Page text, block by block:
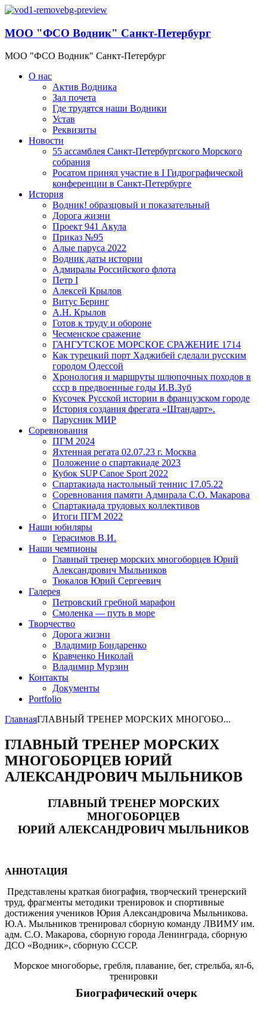
МОО "ФСО Водник" Санкт-Петербург
МОО "ФСО Водник" Санкт-Петербург
О нас
Актив Водника
Зал почета
Где трудятся наши Водники
Устав
Реквизиты
Новости
55 ассамблея Санкт-Петербургского Морского
собрания
Росатом принял участие в I Гидрографической
конференции в Санкт-Петербурге
История
Водник! образцовый и показательный
Дорога жизни
Проект 941 Акула
Приказ №95
Алые паруса 2022
Водник даты истории
Адмиралы Российского флота
Петр I
Алексей Крылов
Витус Беринг
А.Н. Крылов
Готов к труду и обороне
Чесменское сражение
ГАНГУТСКОЕ МОРСКОЕ СРАЖЕНИЕ 1714
Как турецкий порт Хаджибей сделали русским
городом Одессой
Хронология и маршруты шлюпочных походов в
ссср в предвоенные годы И.В.Зуб
Кусочек Русской истории в французском городе
История создания фрегата «Штандарт».
Парусник МИР
Соревнования
ПГМ 2024
Яхтенная регата 02.07.23 г. Москва
Положение о спартакиаде 2023
Кубок SUP Canoe Sport 2022
Спартакиада настольный теннис 17.05.22
Соревнования памяти Адмирала С.О. Макарова
Спартакиада трудовых коллективов
Итоги ПГМ 2022
Наши юбиляры
Герасимов В.И.
Наши чемпионы
Главный тренер морских многоборцев Юрий
Александрович Мыльников
Тюкалов Юрий Сергеевич
Галерея
Петровский гребной марафон
Смоленка — путь в море
Творчество
Дорога жизни
Владимир Бондаренко
Кравченко Николай
Владимир Мурзин
Контакты
Документы
Portfolio
ГлавнаяГЛАВНЫЙ ТРЕНЕР МОРСКИХ МНОГОБО...
ГЛАВНЫЙ ТРЕНЕР МОРСКИХ
МНОГОБОРЦЕВ ЮРИЙ
АЛЕКСАНДРОВИЧ МЫЛЬНИКОВ
ГЛАВНЫЙ ТРЕНЕР МОРСКИХ
МНОГОБОРЦЕВ
ЮРИЙ АЛЕКСАНДРОВИЧ МЫЛЬНИКОВ
АННОТАЦИЯ
Представлены краткая биография, творческий тренерский
труд, фрагменты методики тренировок и спортивные
достижения учеников Юрия Александровича Мыльникова.
Ю.А. Мыльников тренировал сборную команду ЛВИМУ им.
адм. С.О. Макарова, сборную города Ленинграда, сборную
ДСО «Водник», сборную СССР.
Морское многоборье, гребля, плавание, бег, стрельба, ял-6,
тренировки
Биографический очерк